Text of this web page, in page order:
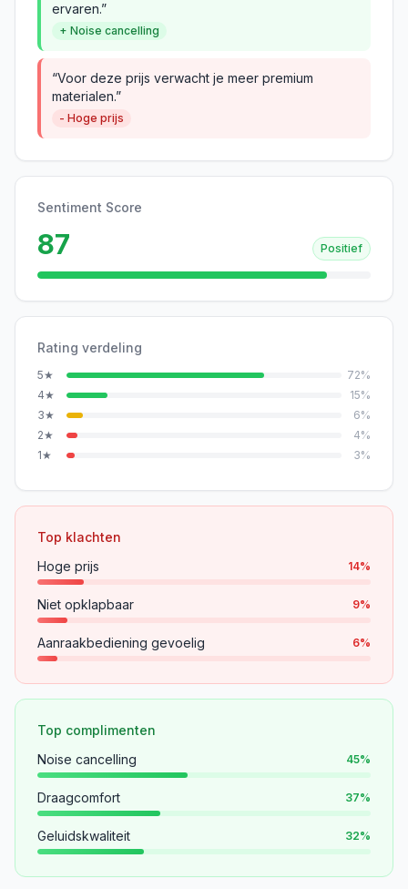
ervaren.”
+ Noise cancelling
“Voor deze prijs verwacht je meer premium
materialen.”
- Hoge prijs
Sentiment Score
87 Positief
Rating verdeling
5★ 72%
4★ 15%
3★ 6%
2★ 4%
1★ 3%
Top klachten
Hoge prijs
14%
Niet opklapbaar 9%
Aanraakbediening gevoelig 6%
Top complimenten
Noise cancelling
45%
Draagcomfort 37%
Geluidskwaliteit 32%